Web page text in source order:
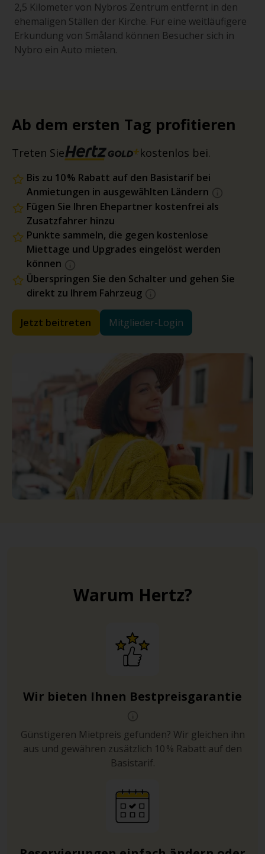
2,5 Kilometer von Nybros Zentrum entfernt in den
ehemaligen Ställen der Kirche. Für eine weitläufigere
Erkundung von Småland können Besucher sich in
Nybro ein Auto mieten.
Ab dem ersten Tag profitieren
Treten Sie kostenlos bei.
Bis zu 10 % Rabatt auf den Basistarif bei
Anmietungen in ausgewählten Ländern
Fügen Sie Ihren Ehepartner kostenfrei als
Zusatzfahrer hinzu
Punkte sammeln, die gegen kostenlose
Miettage und Upgrades eingelöst werden
können
Überspringen Sie den Schalter und gehen Sie
direkt zu Ihrem Fahrzeug
Jetzt beitreten Mitglieder-Login
Warum Hertz?
Wir bieten Ihnen Bestpreisgarantie
Günstigeren Mietpreis gefunden? Wir gleichen ihn
aus und gewähren zusätzlich 10 % Rabatt auf den
Basistarif.